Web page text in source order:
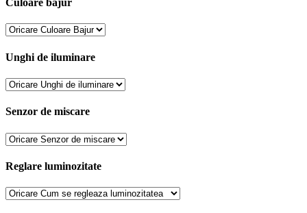
Culoare bajur
Unghi de iluminare
Senzor de miscare
Reglare luminozitate